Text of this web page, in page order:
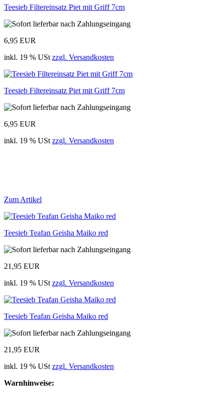
Teesieb Filtereinsatz Piet mit Griff 7cm
6,95 EUR
inkl. 19 % USt zzgl. Versandkosten
Teesieb Filtereinsatz Piet mit Griff 7cm
6,95 EUR
inkl. 19 % USt zzgl. Versandkosten
Zum Artikel
Teesieb Teafan Geisha Maiko red
21,95 EUR
inkl. 19 % USt zzgl. Versandkosten
Teesieb Teafan Geisha Maiko red
21,95 EUR
inkl. 19 % USt zzgl. Versandkosten
Warnhinweise: